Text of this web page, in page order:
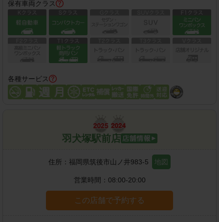
保有車両クラス
各種サービス
羽犬塚駅前店
住所： 福岡県筑後市山ノ井983-5 地図
営業時間： 08:00-20:00
この店舗で予約する